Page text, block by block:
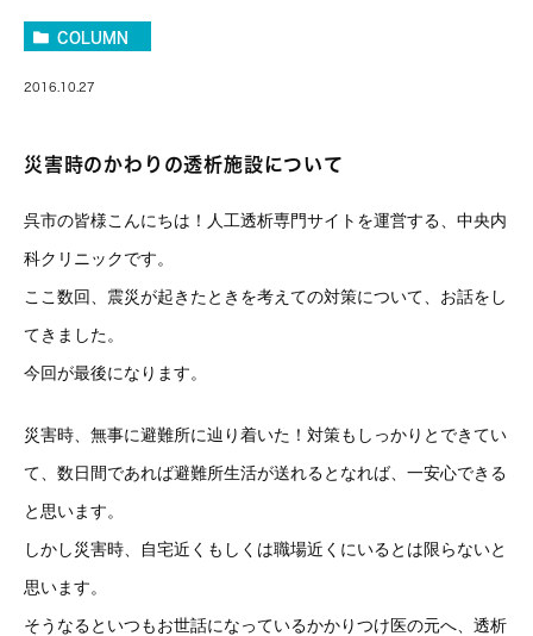
COLUMN
2016.10.27
災害時のかわりの透析施設について
呉市の皆様こんにちは！人工透析専門サイトを運営する、中央内
科クリニックです。
ここ数回、震災が起きたときを考えての対策について、お話をし
てきました。
今回が最後になります。
災害時、無事に避難所に辿り着いた！対策もしっかりとできてい
て、数日間であれば避難所生活が送れるとなれば、一安心できる
と思います。
しかし災害時、自宅近くもしくは職場近くにいるとは限らないと
思います。
そうなるといつもお世話になっているかかりつけ医の元へ、透析